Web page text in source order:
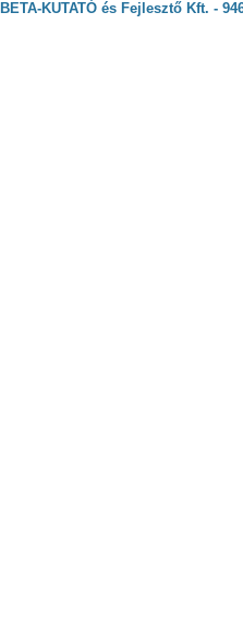
BETA-KUTATÓ és Fejlesztő Kft. -